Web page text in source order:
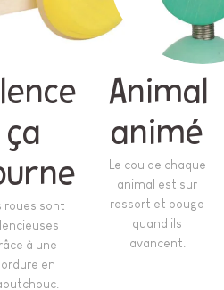
ça
roues sont
à une
en
Animal
animé
Le cou de chaque
animal est sur
ressort et bouge
quand ils
avancent.